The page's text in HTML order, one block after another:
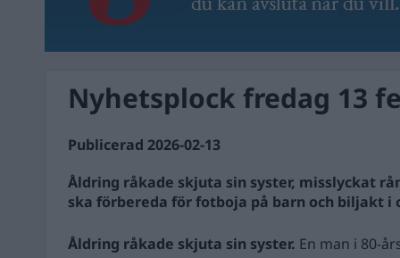
Nyhetsplock fredag 13
Publicerad 2026-02-13
Åldring råkade skjuta sin syster, misslyckat
ska förbereda för fotboja på barn och biljakt i
Åldring råkade skjuta sin syster. En man i 80-